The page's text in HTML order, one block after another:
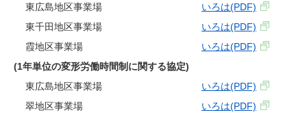
東広島地区事業場
いろは(PDF)
東千田地区事業場
いろは(PDF)
霞地区事業場
いろは(PDF)
(1年単位の変形労働時間制に関する協定)
東広島地区事業場
いろは(PDF)
翠地区事業場
いろは(PDF)